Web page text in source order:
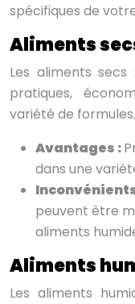
spécifiques de
Aliments
Les aliments
pratiques,
variété de formules.
Avantages :
dans une
peuvent être
aliments
Aliments
Les aliments